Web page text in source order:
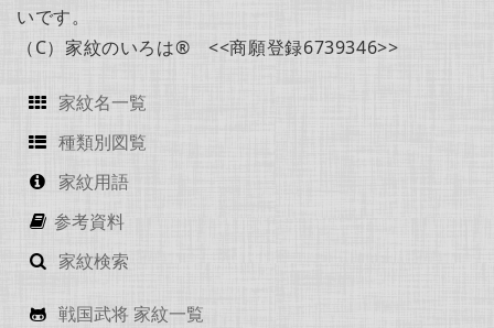
いです。
（C）家紋のいろは® <<商願登録6739346>>
家紋名一覧
種類別図覧
家紋用語
参考資料
家紋検索
戦国武将 家紋一覧